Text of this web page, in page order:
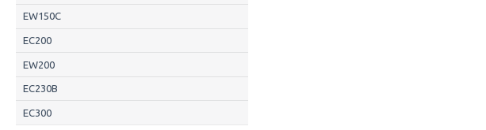
EW150C
EC200
EW200
EC230B
EC300